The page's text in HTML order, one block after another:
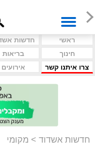
ראשי חדשות
חינוך
בריאות
צרו איתנו קשר
אירועים
חדשות אשדוד > מקומי